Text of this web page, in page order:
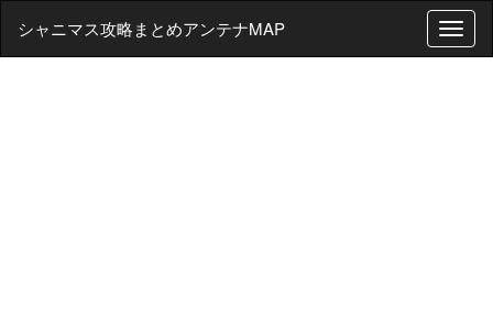
T
o
シャニマス攻略まとめアンテナMAP